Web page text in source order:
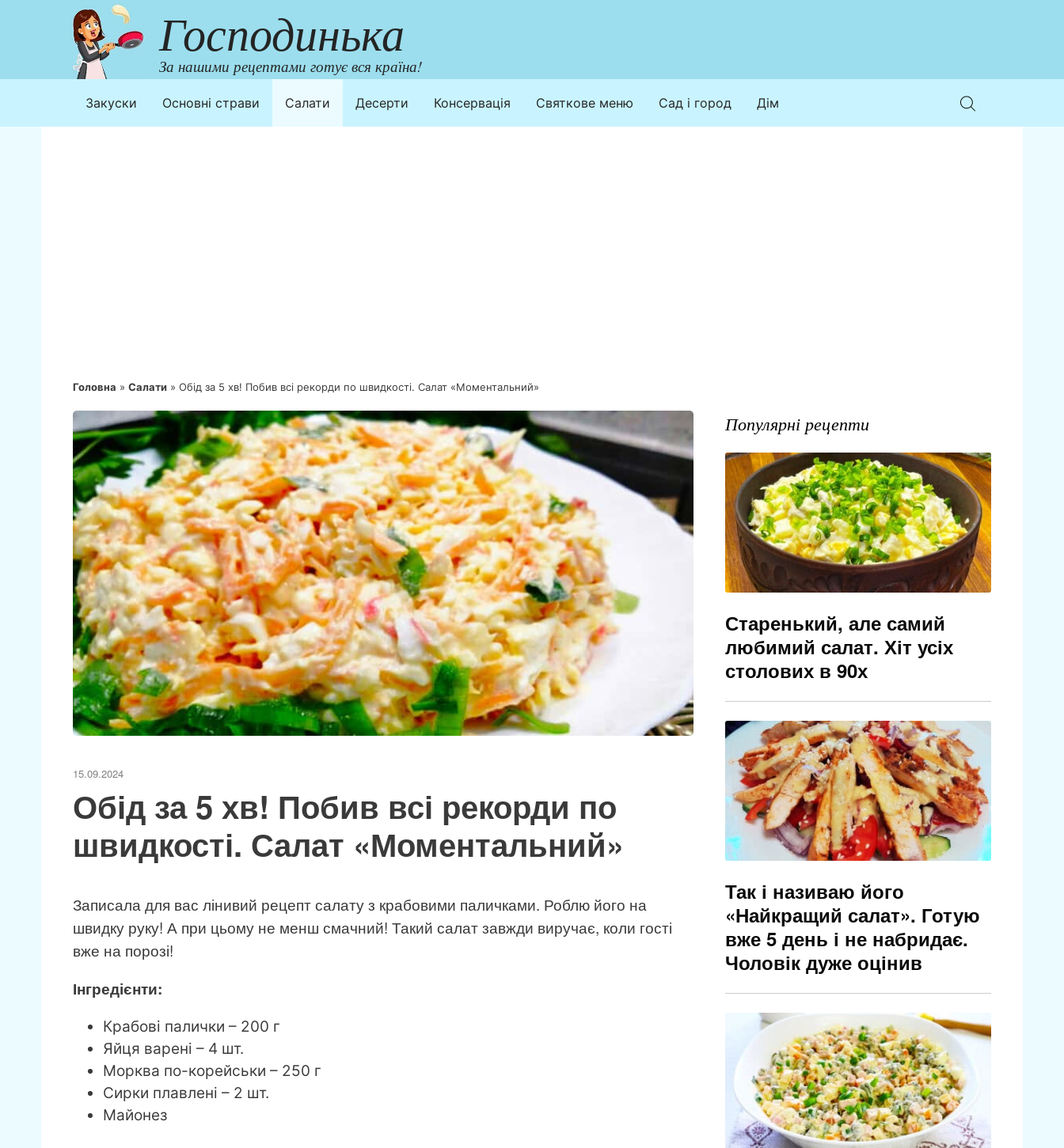
Господинька
За нашими рецептами готує вся країна!
Закуски Основні страви Салати Десерти Консервація Святкове меню Сад і город Дім
Головна » Салати » Обід за 5 хв! Побив всі рекорди по швидкості. Салат «Моментальний»
15.09.2024
Обід за 5 хв! Побив всі рекорди по
швидкості. Салат «Моментальний»
Записала для вас лінивий рецепт салату з крабовими паличками. Роблю його на
швидку руку! А при цьому не менш смачний! Такий салат завжди виручає, коли гості
вже на порозі!
Інгредієнти:
Крабові палички – 200 г
Яйця варені – 4 шт.
Морква по-корейськи – 250 г
Сирки плавлені – 2 шт.
Майонез
Популярні рецепти
Старенький, але самий
любимий салат. Хіт усіх
столових в 90х
Так і називаю його
«Найкращий салат». Готую
вже 5 день і не набридає.
Чоловік дуже оцінив